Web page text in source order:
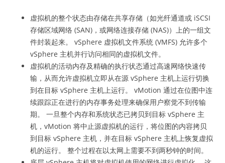
虚拟机的整个状态由存储在共享存储（如光纤通道或 iSCSI
存储区域网络 (SAN)，或网络连接存储 (NAS)）上的一组文
件封装起来。 vSphere 虚拟机文件系统 (VMFS) 允许多个
vSphere 主机并行访问相同的虚拟机文件。
虚拟机的活动内存及精确的执行状态通过高速网络快速传
输，从而允许虚拟机立即从在源 vSphere 主机上运行切换
到在目标 vSphere 主机上运行。 vMotion 通过在位图中连
续跟踪正在进行的内存事务处理来确保用户察觉不到传输
期。 一旦整个内存和系统状态已拷贝到目标 vSphere 主
机，vMotion 将中止源虚拟机的运行，将位图的内容拷贝
到目标 vSphere 主机，并在目标 vSphere 主机上恢复虚拟
机的运行。 整个过程在以太网上需要不到两秒钟的时间。